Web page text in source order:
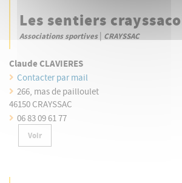
Les sentiers
Associations sportives|CRAYSSAC
Claude CLAVIERES
Contacter par mail
266, mas de pailloulet
46150 CRAYSSAC
06 83 09 61 77
Voir